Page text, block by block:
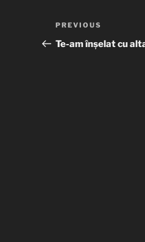
Post
navigation
Previous
Post
PREVIOUS
Te-am înșelat cu